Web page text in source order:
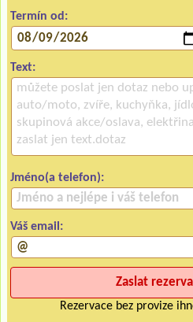
Termín od:
Text:
Jméno(a telefon):
Váš email:
Rezervace bez provize